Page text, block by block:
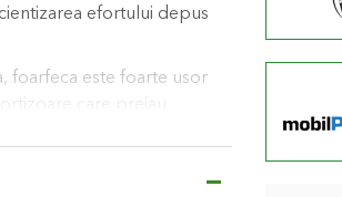
efortului depus
foarfeca este foarte usor
care preiau
resimtit de catre utilizator